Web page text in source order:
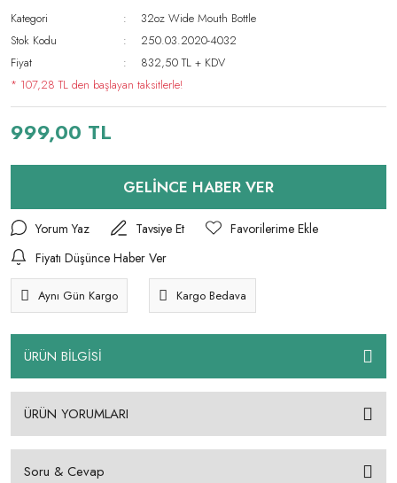
Kategori
32oz Wide Mouth Bottle
Stok Kodu
250.03.2020-4032
Fiyat
832,50 TL + KDV
* 107,28 TL den başlayan taksitlerle!
999,00 TL
GELİNCE HABER VER
Yorum Yaz
Tavsiye Et
Fiyatı Düşünce Haber Ver
Aynı Gün Kargo Kargo Bedava
ÜRÜN BİLGİSİ
ÜRÜN YORUMLARI
Soru & Cevap